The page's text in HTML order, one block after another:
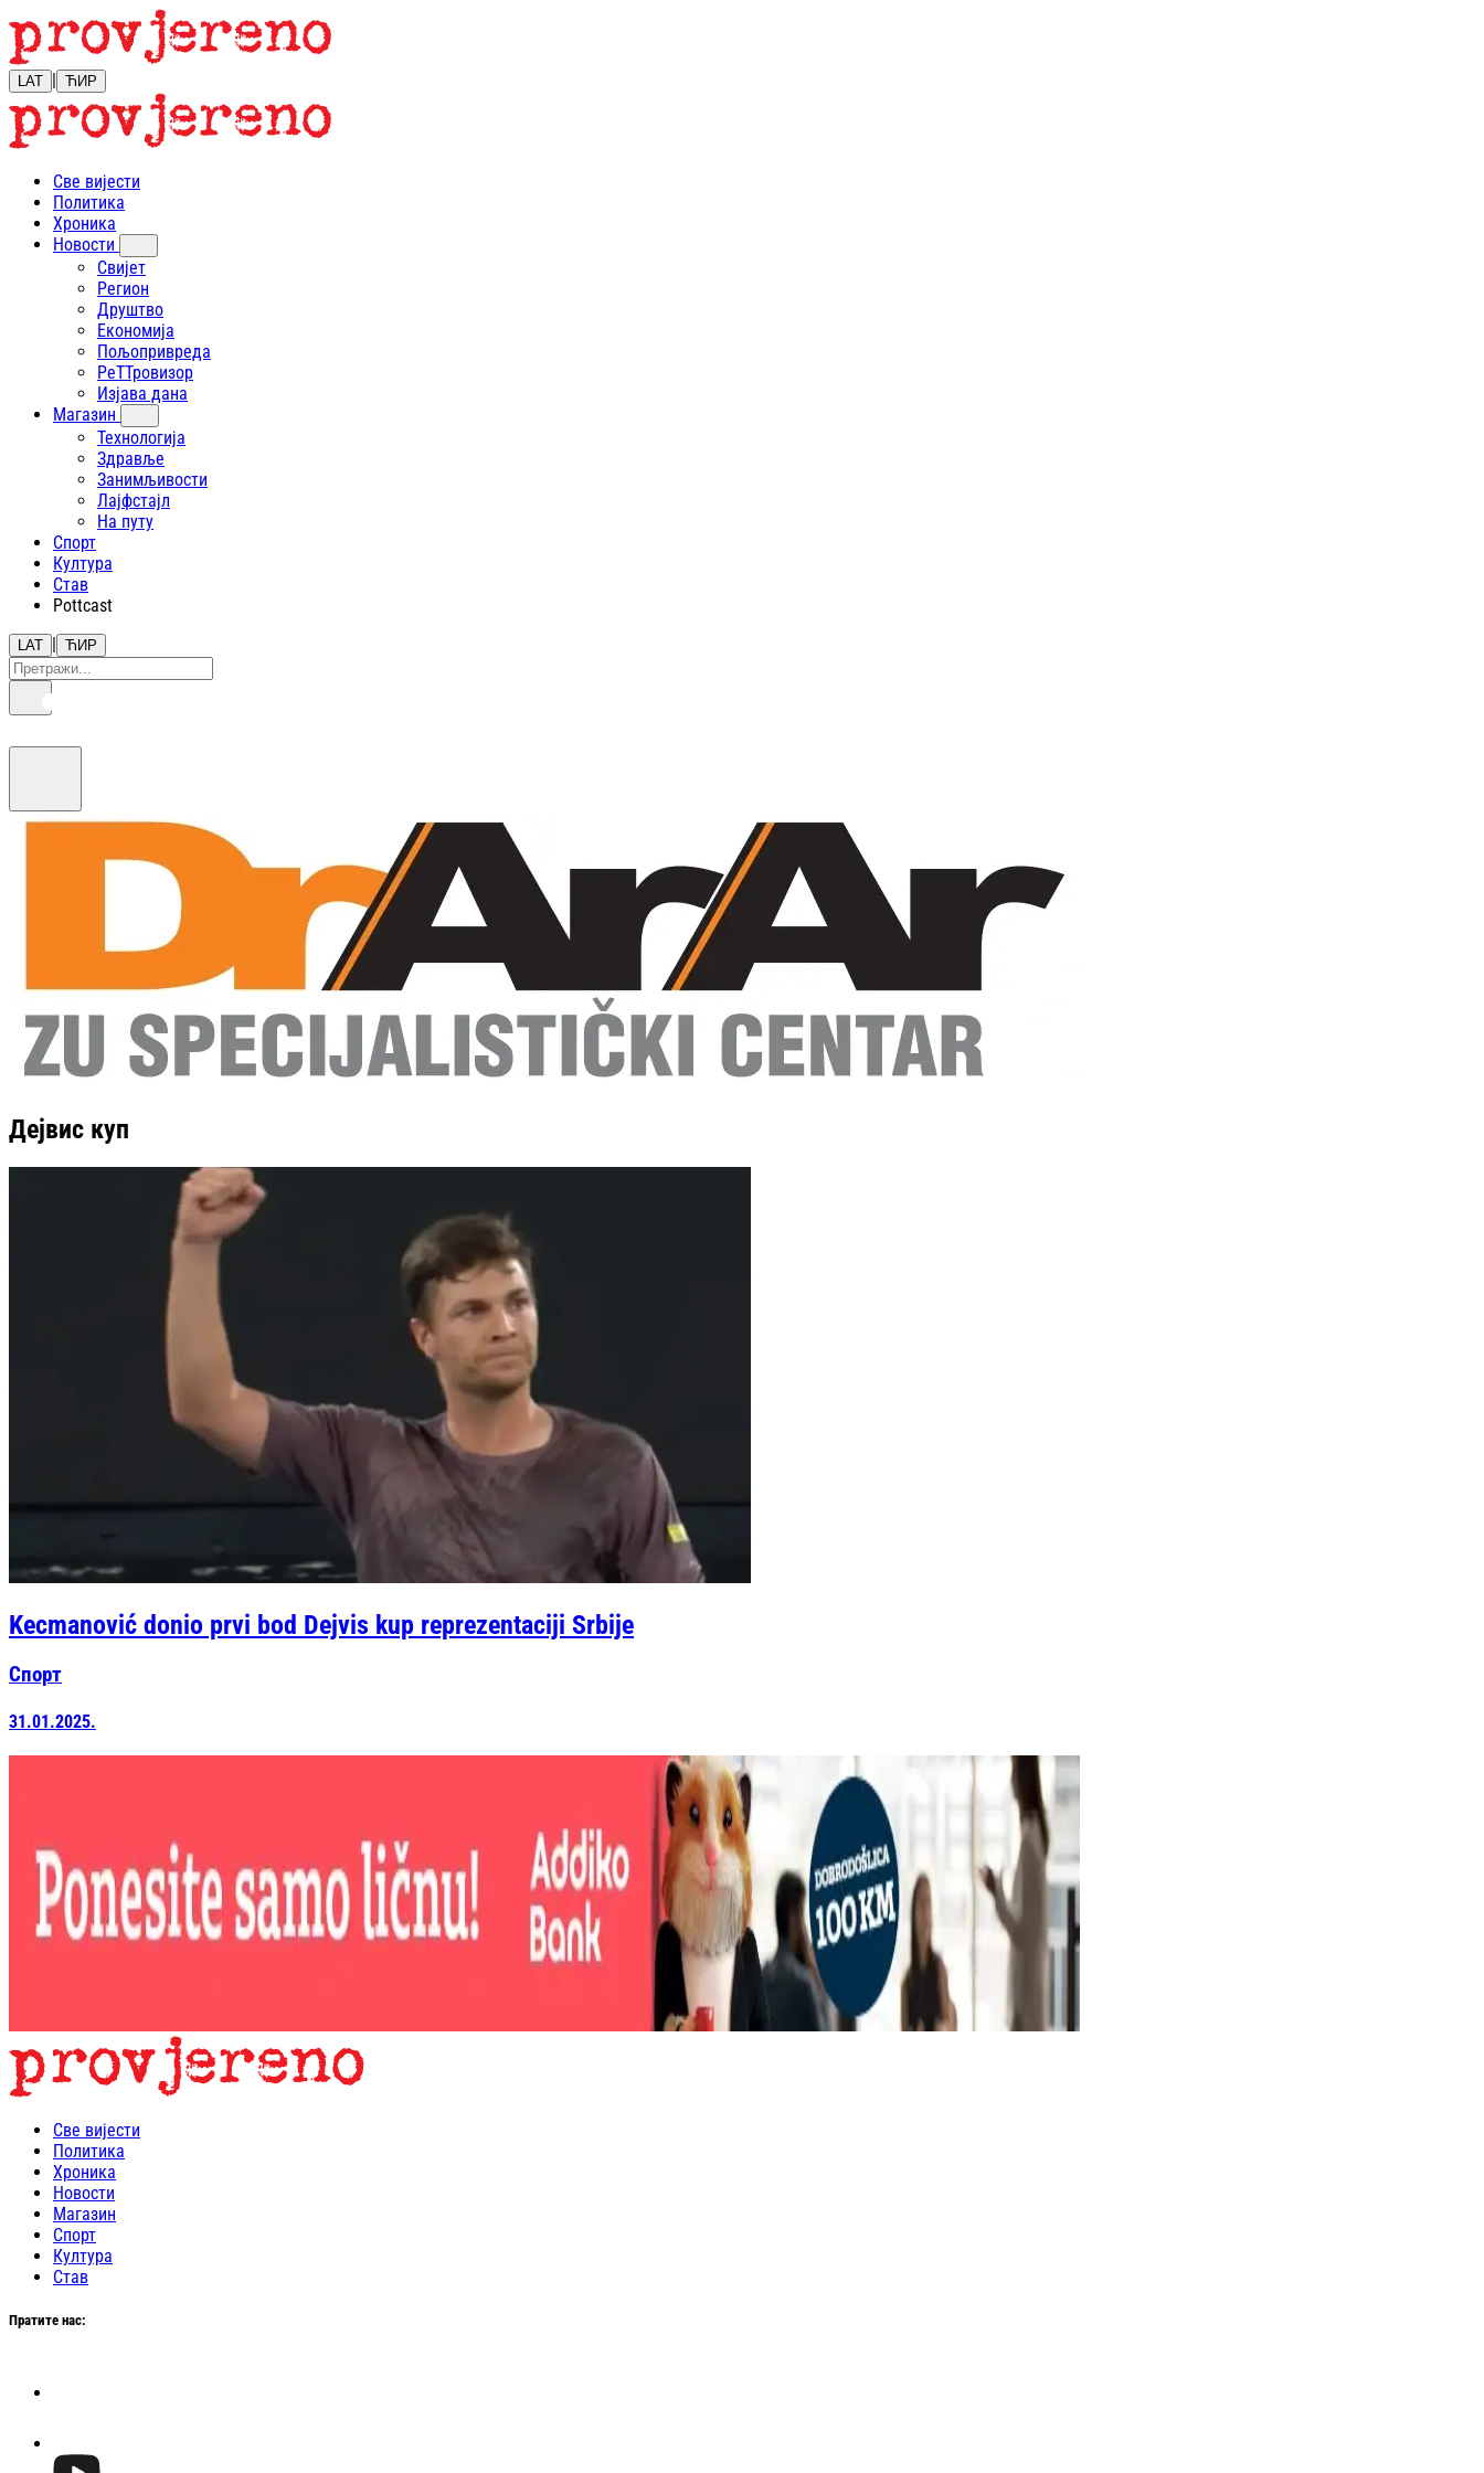
LAT | ЋИР
Све вијести
Политика
Хроника
Новости
Свијет
Регион
Друштво
Економија
Пољопривреда
РеТТровизор
Изјава дана
Магазин
Технологија
Здравље
Занимљивости
Лајфстajл
На путу
Спорт
Култура
Став
Pottcast
LAT | ЋИР
Дејвис куп
Kecmanović donio prvi bod Dejvis kup reprezentaciji Srbije
Спорт
31.01.2025.
Све вијести
Политика
Хроника
Новости
Магазин
Спорт
Култура
Став
Пратите нас: